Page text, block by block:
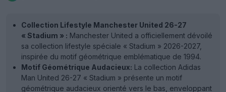
Collection Lifestyle Manchester United 26-27
« Stadium » : Manchester United a officiellement dévoilé
sa collection lifestyle spéciale « Stadium » 2026-2027,
inspirée du motif géométrique emblématique de 1994.
Motif Géométrique Audacieux: La collection Adidas
Man United 26-27 « Stadium » présente un motif
géométrique audacieux orienté vers le bas, enveloppant